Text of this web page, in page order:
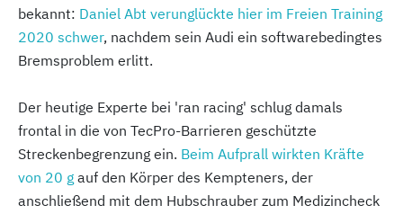
bekannt: Daniel Abt verunglückte hier im Freien Training
2020 schwer, nachdem sein Audi ein softwarebedingtes
Bremsproblem erlitt.
Der heutige Experte bei 'ran racing' schlug damals
frontal in die von TecPro-Barrieren geschützte
Streckenbegrenzung ein. Beim Aufprall wirkten Kräfte
von 20 g auf den Körper des Kempteners, der
anschließend mit dem Hubschrauber zum Medizincheck